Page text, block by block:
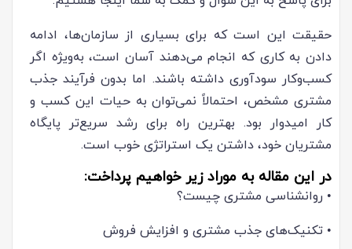
حقیقت این است که برای بسیاری از سازمان‌ها، ادامه
دادن به کاری که انجام می‌دهند آسان است، به‌ویژه اگر
کسب‌وکار سودآوری داشته باشند. اما بدون فرآیند جذب
مشتری مشخص، احتمالاً نمی‌توان به حیات این کسب و
کار امیدوار بود. بهترین راه برای رشد سریع‌تر پایگاه
مشتریان خود، داشتن یک استراتژی خوب است.
در این مقاله به موراد زیر خواهیم پرداخت:
• روانشناسی مشتری چیست؟
• تکنیک‌های جذب مشتری و افزایش فروش